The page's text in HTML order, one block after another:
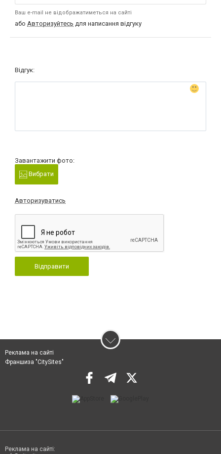
Ваш e-mail не відображатиметься на сайті
або Авторизуйтесь для написання відгуку
Відгук:
Завантажити фото:
Вибрати
Авторизуватись
Відправити
Реклама на сайті
Франшиза "CitySites"
Реклама на сайті: